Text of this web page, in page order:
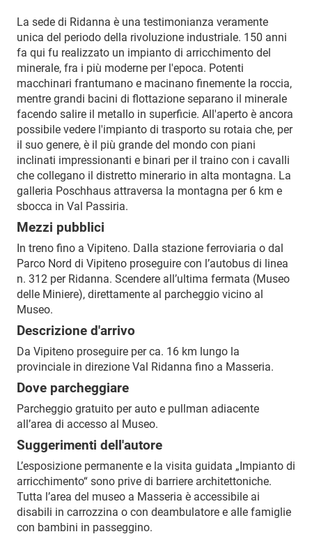
La sede di Ridanna è una testimonianza veramente
unica del periodo della rivoluzione industriale. 150 anni
fa qui fu realizzato un impianto di arricchimento del
minerale, fra i più moderne per l'epoca. Potenti
macchinari frantumano e macinano finemente la roccia,
mentre grandi bacini di flottazione separano il minerale
facendo salire il metallo in superficie. All'aperto è ancora
possibile vedere l'impianto di trasporto su rotaia che, per
il suo genere, è il più grande del mondo con piani
inclinati impressionanti e binari per il traino con i cavalli
che collegano il distretto minerario in alta montagna. La
galleria Poschhaus attraversa la montagna per 6 km e
sbocca in Val Passiria.
Mezzi pubblici
In treno fino a Vipiteno. Dalla stazione ferroviaria o dal
Parco Nord di Vipiteno proseguire con l’autobus di linea
n. 312 per Ridanna. Scendere all’ultima fermata (Museo
delle Miniere), direttamente al parcheggio vicino al
Museo.
Descrizione d'arrivo
Da Vipiteno proseguire per ca. 16 km lungo la
provinciale in direzione Val Ridanna fino a Masseria.
Dove parcheggiare
Parcheggio gratuito per auto e pullman adiacente
all’area di accesso al Museo.
Suggerimenti dell'autore
L’esposizione permanente e la visita guidata „Impianto di
arricchimento“ sono prive di barriere architettoniche.
Tutta l’area del museo a Masseria è accessibile ai
disabili in carrozzina o con deambulatore e alle famiglie
con bambini in passeggino.